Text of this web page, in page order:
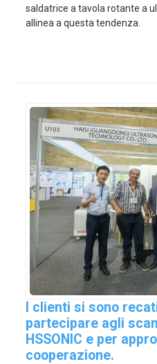
saldatrice a tavola rotante a
allinea a questa tendenza.
I clienti si sono
partecipare agli
HSSONIC e per
cooperazione.